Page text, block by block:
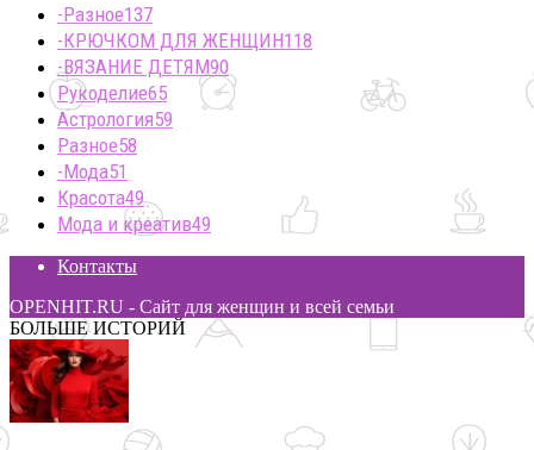
-Разное137
-КРЮЧКОМ ДЛЯ ЖЕНЩИН118
-ВЯЗАНИЕ ДЕТЯМ90
Рукоделие65
Астрология59
Разное58
-Мода51
Красота49
Мода и креатив49
Контакты
OPENHIT.RU - Сайт для женщин и всей семьи
БОЛЬШЕ ИСТОРИЙ